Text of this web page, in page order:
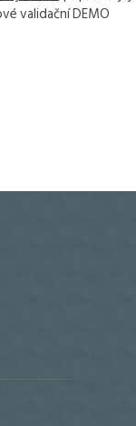
validační DEMO